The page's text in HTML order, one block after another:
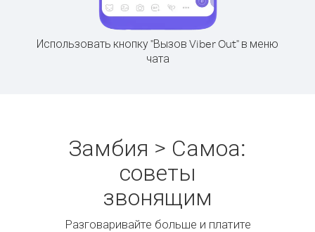
Использовать кнопку "Вызов Viber Out" в меню
чата
Замбия > Самоа:
советы
звонящим
Разговаривайте больше и платите